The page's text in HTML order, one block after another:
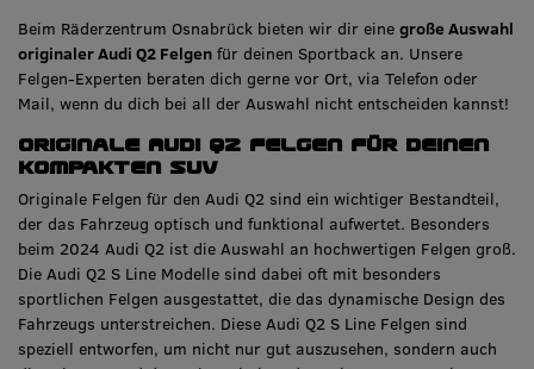
Beim Räderzentrum Osnabrück bieten wir dir eine große Auswahl
originaler Audi Q2 Felgen für deinen Sportback an. Unsere
Felgen-Experten beraten dich gerne vor Ort, via Telefon oder
Mail, wenn du dich bei all der Auswahl nicht entscheiden kannst!
Originale Audi Q2 Felgen für deinen
kompakten SUV
Originale Felgen für den Audi Q2 sind ein wichtiger Bestandteil,
der das Fahrzeug optisch und funktional aufwertet. Besonders
beim 2024 Audi Q2 ist die Auswahl an hochwertigen Felgen groß.
Die Audi Q2 S Line Modelle sind dabei oft mit besonders
sportlichen Felgen ausgestattet, die das dynamische Design des
Fahrzeugs unterstreichen. Diese Audi Q2 S Line Felgen sind
speziell entworfen, um nicht nur gut auszusehen, sondern auch